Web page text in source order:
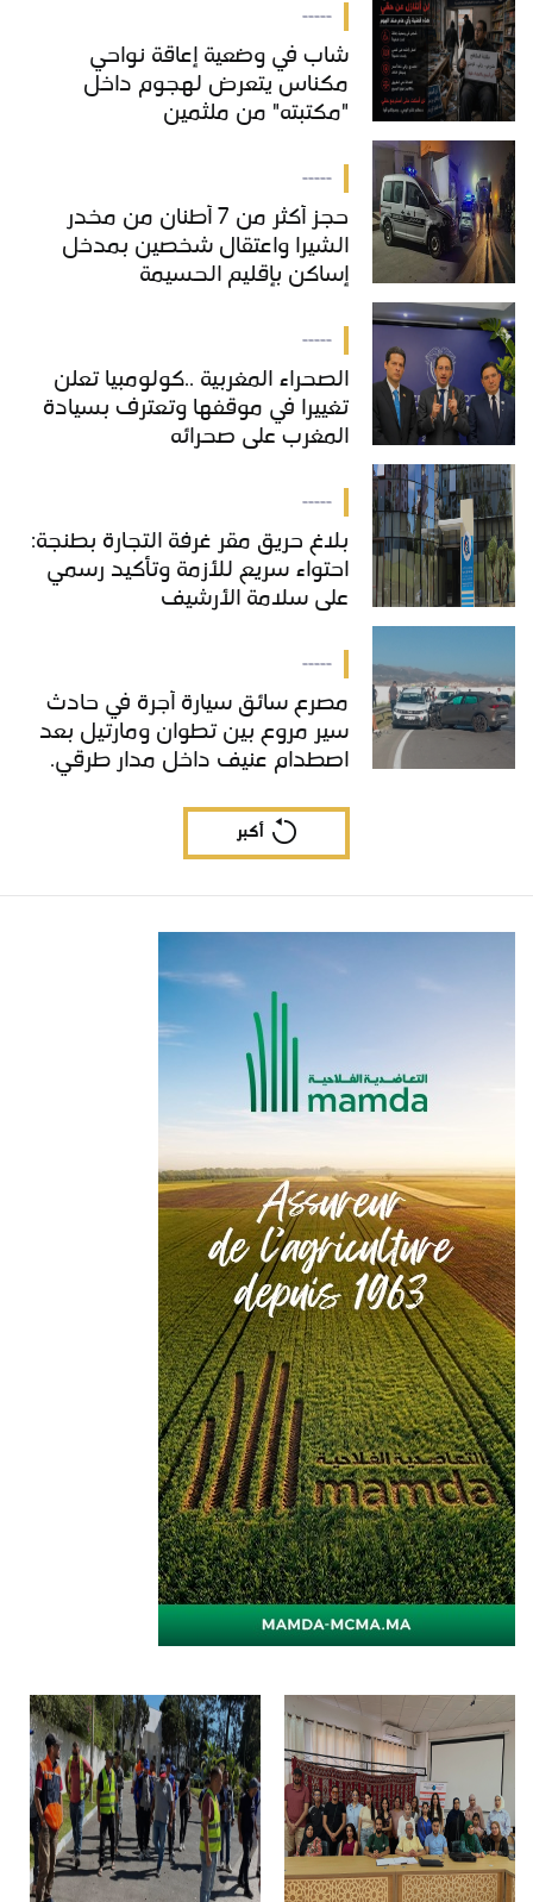
-----
شاب في وضعية إعاقة نواحي
مكناس يتعرض لهجوم داخل
"مكتبته" من ملثمين
-----
حجز أكثر من 7 أطنان من مخدر
الشيرا واعتقال شخصين بمدخل
إساكن بإقليم الحسيمة
-----
الصحراء المغربية ..كولومبيا تعلن
تغييرا في موقفها وتعترف بسيادة
المغرب على صحرائه
-----
بلاغ حريق مقر غرفة التجارة بطنجة:
احتواء سريع للأزمة وتأكيد رسمي
على سلامة الأرشيف
-----
مصرع سائق سيارة أجرة في حادث
سير مروع بين تطوان ومارتيل بعد
اصطدام عنيف داخل مدار طرقي.
أكبر